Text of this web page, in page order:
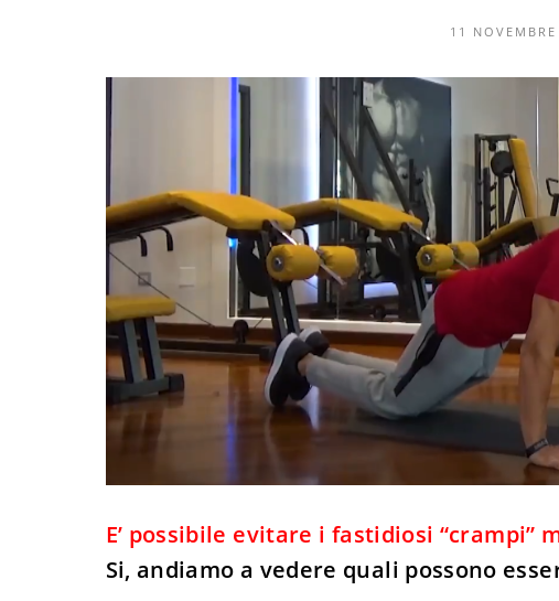
11
E’ possibile evitare i fastidiosi “crampi”
Si, andiamo a vedere quali possono